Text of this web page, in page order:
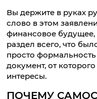
Вы держите в руках
слово в этом
финансовое будущее,
раздел всего, что
просто формальность
документ, от
интересы.
ПОЧЕМУ